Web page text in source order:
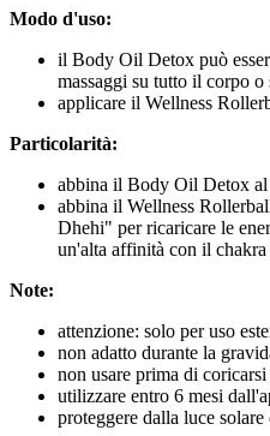
Modo d'uso:
il Body Oil Detox può
massaggi su tutto il corpo o
applicare il Wellness
Particolarità:
abbina il Body Oil Detox
abbina il Wellness
Dhehi" per ricaricare le
un'alta affinità con il
Note:
attenzione: solo per uso
non adatto durante la
non usare prima di
utilizzare entro 6 mesi
proteggere dalla luce solare